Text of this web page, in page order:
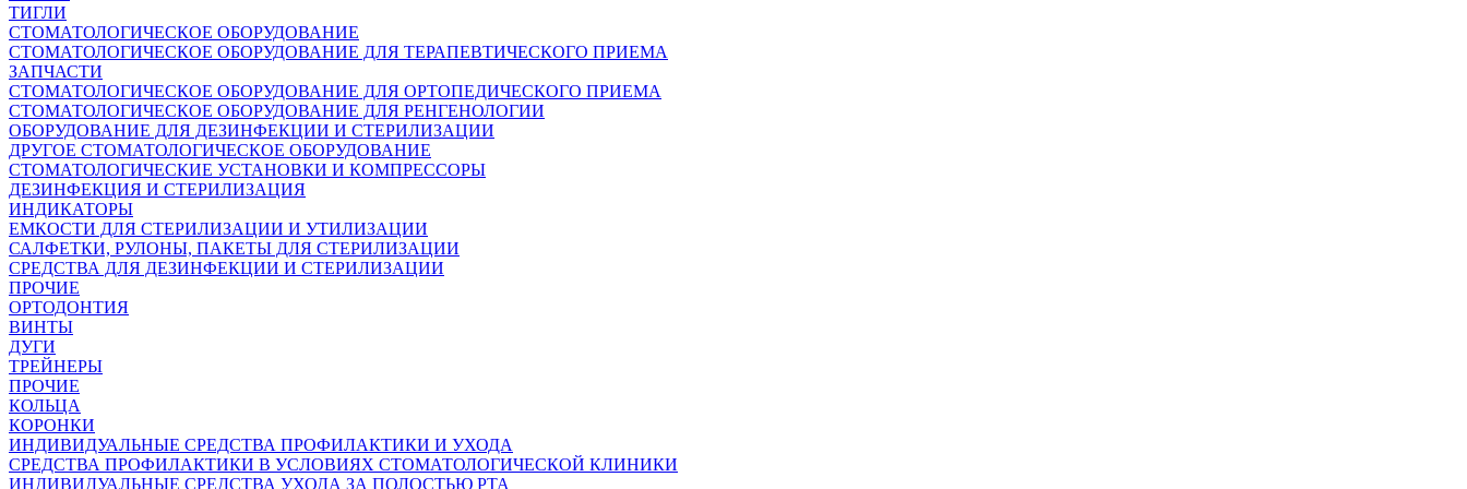
ТИГЛИ
СТОМАТОЛОГИЧЕСКОЕ ОБОРУДОВАНИЕ
СТОМАТОЛОГИЧЕСКОЕ ОБОРУДОВАНИЕ ДЛЯ ТЕРАПЕВТИЧЕСКОГО ПРИЕМА
ЗАПЧАСТИ
СТОМАТОЛОГИЧЕСКОЕ ОБОРУДОВАНИЕ ДЛЯ ОРТОПЕДИЧЕСКОГО ПРИЕМА
СТОМАТОЛОГИЧЕСКОЕ ОБОРУДОВАНИЕ ДЛЯ РЕНГЕНОЛОГИИ
ОБОРУДОВАНИЕ ДЛЯ ДЕЗИНФЕКЦИИ И СТЕРИЛИЗАЦИИ
ДРУГОЕ СТОМАТОЛОГИЧЕСКОЕ ОБОРУДОВАНИЕ
СТОМАТОЛОГИЧЕСКИЕ УСТАНОВКИ И КОМПРЕССОРЫ
ДЕЗИНФЕКЦИЯ И СТЕРИЛИЗАЦИЯ
ИНДИКАТОРЫ
ЕМКОСТИ ДЛЯ СТЕРИЛИЗАЦИИ И УТИЛИЗАЦИИ
САЛФЕТКИ, РУЛОНЫ, ПАКЕТЫ ДЛЯ СТЕРИЛИЗАЦИИ
СРЕДСТВА ДЛЯ ДЕЗИНФЕКЦИИ И СТЕРИЛИЗАЦИИ
ПРОЧИЕ
ОРТОДОНТИЯ
ВИНТЫ
ДУГИ
ТРЕЙНЕРЫ
ПРОЧИЕ
КОЛЬЦА
КОРОНКИ
ИНДИВИДУАЛЬНЫЕ СРЕДСТВА ПРОФИЛАКТИКИ И УХОДА
СРЕДСТВА ПРОФИЛАКТИКИ В УСЛОВИЯХ СТОМАТОЛОГИЧЕСКОЙ КЛИНИКИ
ИНДИВИДУАЛЬНЫЕ СРЕДСТВА УХОДА ЗА ПОЛОСТЬЮ РТА